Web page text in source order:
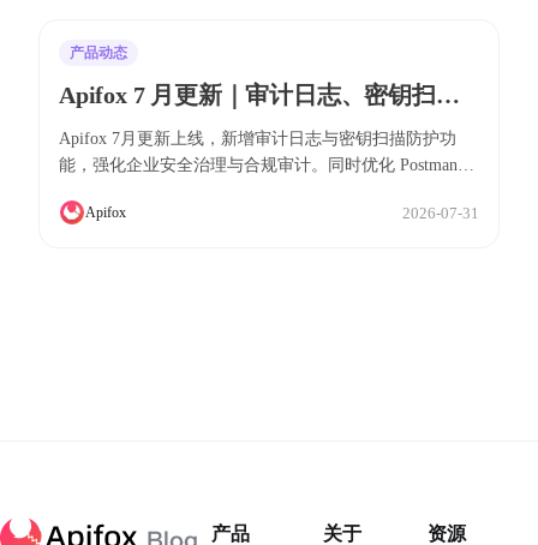
产品动态
Apifox 7 月更新｜审计日志、密钥扫描
防护、Postman/OpenAPI/Swagger 导入
体验优化
Apifox 7月更新上线，新增审计日志与密钥扫描防护功
能，强化企业安全治理与合规审计。同时优化 Postman、
权配置，并提供更明确的导入失败排查指引。此外，还改
Apifox 2026-07-31
产品
关于
资源